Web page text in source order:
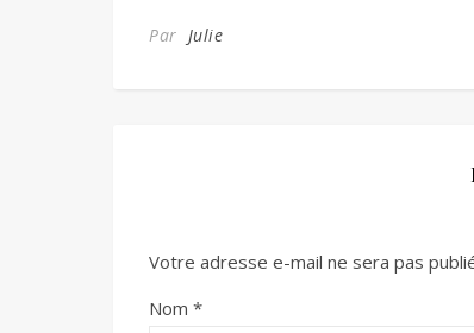
Par Julie
Votre adresse e-mail ne sera pas
Nom *